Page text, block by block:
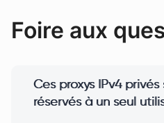
Foire aux
Ces proxys IPv4
réservés à un seul